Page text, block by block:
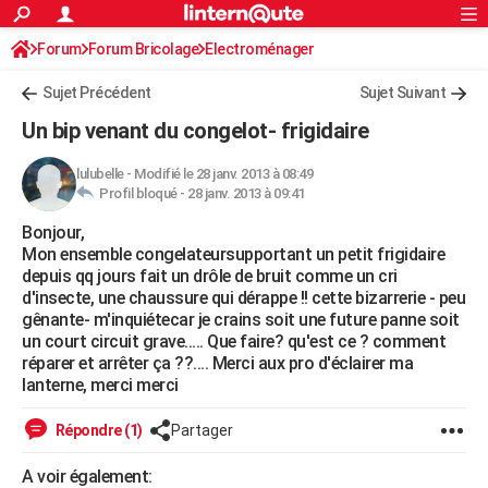
ACTUALITÉS
Politique
Société
Faits Divers
Education
Monde
Villes
+
FINANCE
Retraite
Impôts
Epargne
Immobilier
Risques naturels par ville
Banque
Assurance
Crédit
AUTO
Essais
Réserver un essai
Citadines
Berlines
SUV
Forum auto
+HIGH-TECH
Mobiles
Meilleur smartphone
Internet
Ordinateurs
Jeux vidéo
Guide high-tech
+BRICOLAGE
Forum
Aménagement intérieur
Extérieur
Cuisine
Salle de bains
Jardinage
Rangement
WEEK-END
Guides de France
Escapades
Patrimoine
Expositions
Musées
Week-end nature
+LIFESTYLE
Art de vivre
Bien-être
Loisirs
Mode
Modes de vie
SANTE
VOYAGE
S'inscrire
Connexion
Forum Forum Bricolage Electroménager
Sujet Précédent Sujet Suivant
Un bip venant du congelot- frigidaire
lulubelle- Modifié le 28 janv. 2013 à 08:49
Profil bloqué - 28 janv. 2013 à 09:41
Bonjour,
Mon ensemble congelateursupportant un petit frigidaire
depuis qq jours fait un drôle de bruit comme un cri
d'insecte, une chaussure qui dérappe !! cette bizarrerie - peu
gênante- m'inquiétecar je crains soit une future panne soit
un court circuit grave..... Que faire? qu'est ce ? comment
réparer et arrêter ça ??.... Merci aux pro d'éclairer ma
lanterne, merci merci
Répondre (1) Partager
A voir également: